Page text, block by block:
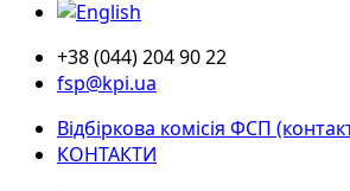
+38 (044) 204 90 22
fsp@kpi.ua
Відбіркова комісія ФСП
КОНТАКТИ